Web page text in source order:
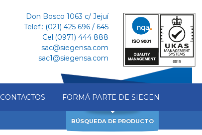
Don Bosco 1063 c/ Jejuí
Telef.: (021) 425 696 / 645
Cel:(0971) 444 888
sac@siegensa.com
sac1@siegensa.com
CONTACTOS FORMÁ PARTE DE SIEGEN
BÚSQUEDA DE PRODUCTO